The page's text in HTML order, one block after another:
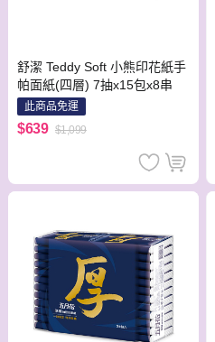
舒潔 Teddy Soft 小熊印花紙手
帕面紙(四層) 7抽x15包x8串
此商品免運
$639 $1,099